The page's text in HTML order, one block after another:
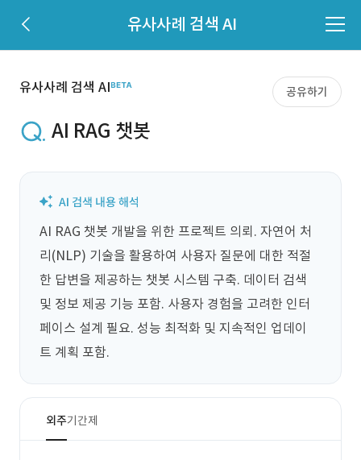
유사사례 검색 AI
유사사례 검색 AI 공유하기
AI RAG 챗봇
AI RAG 챗봇 개발을 위한 프로젝트 의뢰. 자연어 처
리(NLP) 기술을 활용하여 사용자 질문에 대한 적절
한 답변을 제공하는 챗봇 시스템 구축. 데이터 검색
및 정보 제공 기능 포함. 사용자 경험을 고려한 인터
페이스 설계 필요. 성능 최적화 및 지속적인 업데이
트 계획 포함.
외주기간제